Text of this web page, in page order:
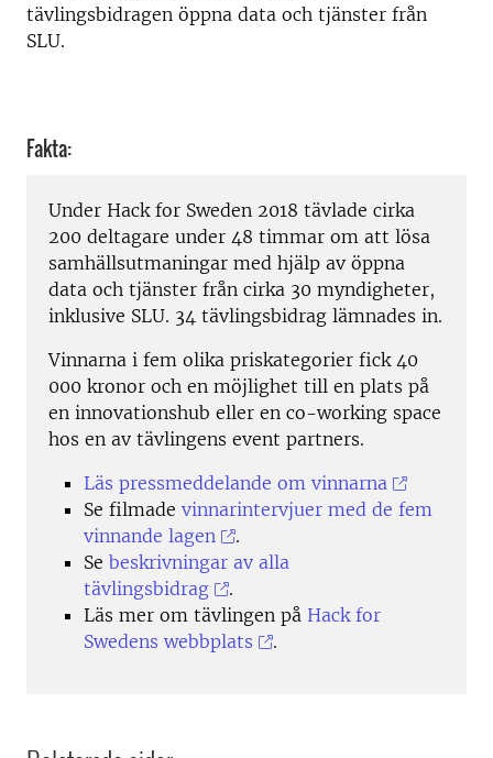
tävlingsbidragen öppna data och tjänster från
SLU.
Fakta:
Under Hack for Sweden 2018 tävlade cirka
200 deltagare under 48 timmar om att lösa
samhällsutmaningar med hjälp av öppna
data och tjänster från cirka 30 myndigheter,
inklusive SLU. 34 tävlingsbidrag lämnades in.
Vinnarna i fem olika priskategorier fick 40
000 kronor och en möjlighet till en plats på
en innovationshub eller en co-working space
hos en av tävlingens event partners.
Läs pressmeddelande om vinnarna
Se filmade vinnarintervjuer med de fem
vinnande lagen
.
Se beskrivningar av alla
tävlingsbidrag
.
Läs mer om tävlingen på Hack for
Swedens webbplats
.